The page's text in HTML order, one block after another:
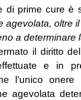
di prime cure è
oltre
a determinare
il diritto
e in
l’unico
agevolata